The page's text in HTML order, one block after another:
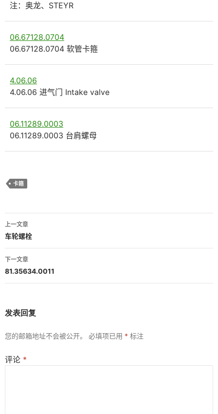
注：奥龙、STEYR
06.67128.0704
06.67128.0704 软管卡箍
4.06.06
4.06.06 进气门 Intake valve
06.11289.0003
06.11289.0003 台肩螺母
卡箍
文
章
导
航
上一文章
车轮螺栓
下一文章
81.35634.0011
发表回复
您的邮箱地址不会被公开。 必填项已用 * 标注
评论 *